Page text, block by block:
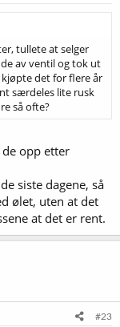
tullete at selger
av ventil og tok ut
det for flere år
særdeles lite rusk
så ofte?
opp etter
siste dagene, så
ølet, uten at det
at det er rent.
#23